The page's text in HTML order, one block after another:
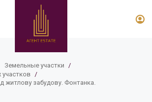
Земельные участки /
/
житлову забудову. Фонтанка.